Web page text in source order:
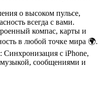
о высоком пульсе,
всегда с вами.
компас, карты и
в любой точке мира 🌍.
с iPhone,
сообщениями и